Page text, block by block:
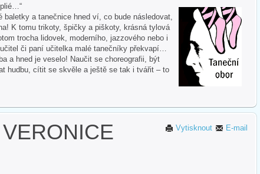
a tanečnice hned ví, co bude následovat,
K tomu trikoty, špičky a piškoty, krásná tylová
trocha lidovek, moderního, jazzového nebo i
či paní učitelka malé tanečníky překvapí…
a hned je veselo! Naučit se choreografii, být
hudbu, cítit se skvěle a ještě se tak i tvářit – to
E-mail
Vytisknout